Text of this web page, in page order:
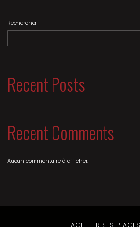
Rechercher
Recent Posts
Recent Comments
Aucun commentaire à afficher.
ACHETER SES PLACES